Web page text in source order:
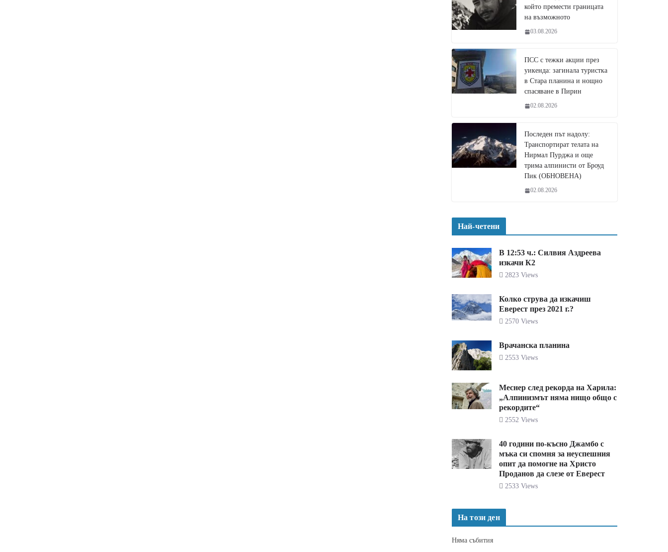
който премести границата
на възможното
03.08.2026
ПСС с тежки акции през
уикенда: загинала туристка
в Стара планина и нощно
спасяване в Пирин
02.08.2026
Последен път надолу:
Транспортират телата на
Нирмал Пурджа и още
трима алпинисти от Броуд
Пик (ОБНОВЕНА)
02.08.2026
Най-четени
В 12:53 ч.: Силвия Аздреева
изкачи К2
2823 Views
Колко струва да изкачиш
Еверест през 2021 г.?
2570 Views
Врачанска планина
2553 Views
Меснер след рекорда на Харила:
„Алпинизмът няма нищо общо с
рекордите“
2552 Views
40 години по-късно Джамбо с
мъка си спомня за неуспешния
опит да помогне на Христо
Проданов да слезе от Еверест
2533 Views
На този ден
Няма събития